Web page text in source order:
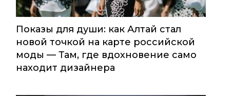
Показы для души: как Алтай стал
новой точкой на карте российской
моды — Там, где вдохновение само
находит дизайнера